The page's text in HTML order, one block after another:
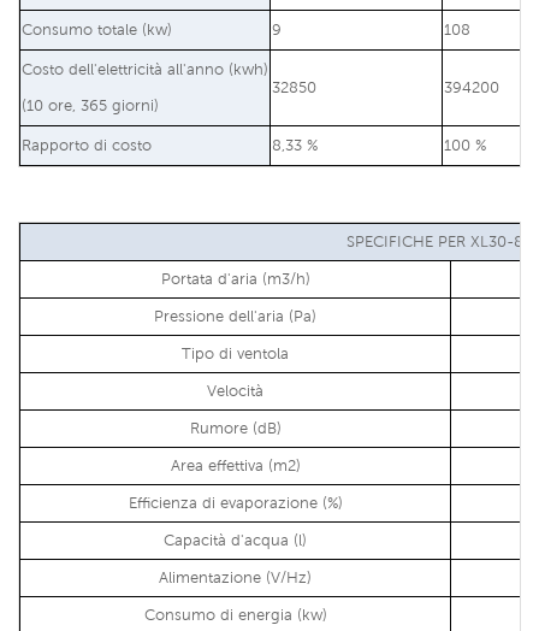
Consumo totale (kw) 9 108
Costo dell'elettricità all'anno (kwh)
(10 ore, 365 giorni)
32850 394200
Rapporto di costo 8,33 % 100 %
SPECIFICHE PER XL30-
Portata d'aria (m3/h)
Pressione dell'aria (Pa)
Tipo di ventola
Velocità
Rumore (dB)
Area effettiva (m2)
Efficienza di evaporazione (%)
Capacità d'acqua (l)
Alimentazione (V/Hz)
Consumo di energia (kw)